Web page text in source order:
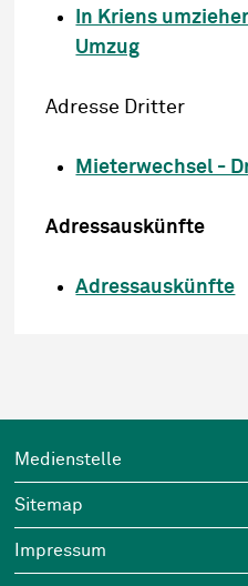
In Kriens
Umzug
Adresse Dritter
Mieterwechsel -
Adressauskünfte
Adressauskünfte
Footer
Wichtige Links
Medienstelle
Sitemap
Impressum